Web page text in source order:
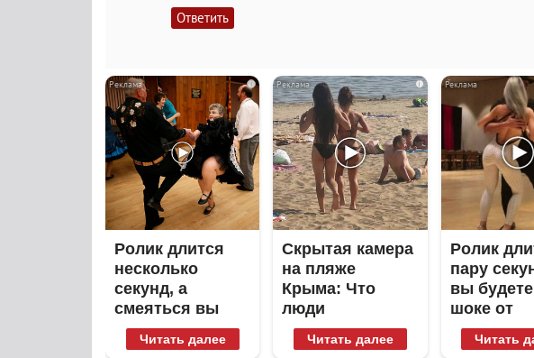
Ответить
i
Ролик длится
несколько
секунд, а
смеяться вы
будете долго
Читать далее
i
Скрытая камера
на пляже
Крыма: Что
люди
вытворяют,
когда их не
Читать далее
Ролик
пару
вы
шоке от
Читать